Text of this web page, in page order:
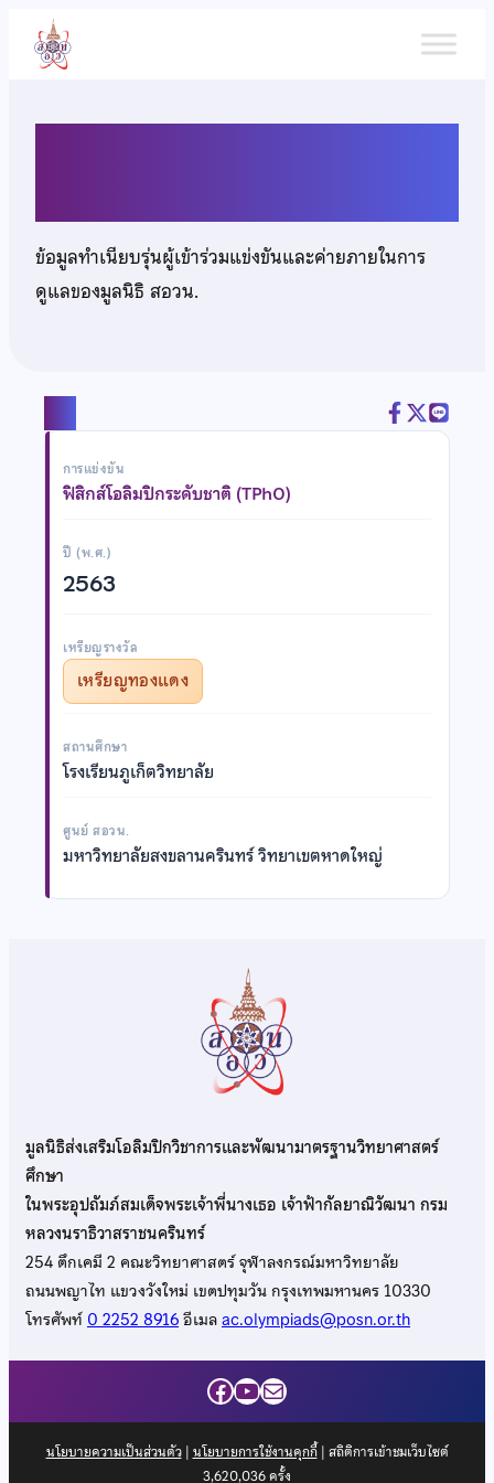
เนื้อหา
ข้อมูลทำเนียบรุ่นผู้เข้าร่วมแข่งขันและค่ายภายในการ
ดูแลของมูลนิธิ สอวน.
การแข่งขัน
ฟิสิกส์โอลิมปิกระดับชาติ (TPhO)
ปี (พ.ศ.)
2563
เหรียญรางวัล
เหรียญทองแดง
สถานศึกษา
โรงเรียนภูเก็ตวิทยาลัย
ศูนย์ สอวน.
มหาวิทยาลัยสงขลานครินทร์ วิทยาเขตหาดใหญ่
มูลนิธิส่งเสริมโอลิมปิกวิชาการและพัฒนามาตรฐานวิทยาศาสตร์
ศึกษา
ในพระอุปถัมภ์สมเด็จพระเจ้าพี่นางเธอ เจ้าฟ้ากัลยาณิวัฒนา กรม
หลวงนราธิวาสราชนครินทร์
254 ตึกเคมี 2 คณะวิทยาศาสตร์ จุฬาลงกรณ์มหาวิทยาลัย
ถนนพญาไท แขวงวังใหม่ เขตปทุมวัน กรุงเทพมหานคร 10330
โทรศัพท์0 2252 8916อีเมลac.olympiads@posn.or.th
Facebook
YouTube
Mail
นโยบายความเป็นส่วนตัว| นโยบายการใช้งานคุกกี้| สถิติการเข้าชมเว็บไซต์
3,620,036ครั้ง